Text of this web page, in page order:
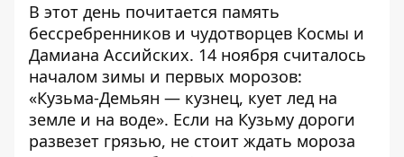
В этот день почитается память
бессребренников и чудотворцев Космы и
Дамиана Ассийских. 14 ноября считалось
началом зимы и первых морозов:
«Кузьма-Демьян — кузнец, кует лед на
земле и на воде». Если на Кузьму дороги
развезет грязью, не стоит ждать мороза